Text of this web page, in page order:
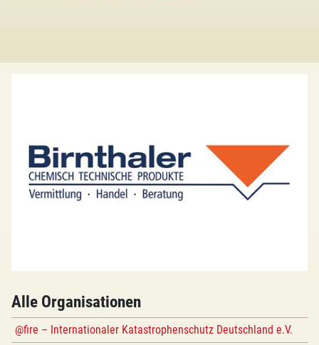
Alle Organisationen
@fire – Internationaler Katastrophenschutz Deutschland e.V.